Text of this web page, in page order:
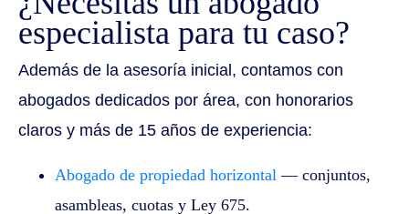
especialista para tu caso?
Además de la asesoría inicial, contamos con
abogados dedicados por área, con honorarios
claros y más de 15 años de experiencia:
Abogado de propiedad horizontal — conjuntos,
asambleas, cuotas y Ley 675.